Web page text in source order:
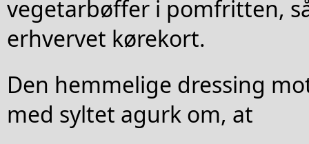
vegetarbøffer i pomfritten,
erhvervet kørekort.
Den hemmelige dressing
med syltet agurk om, at